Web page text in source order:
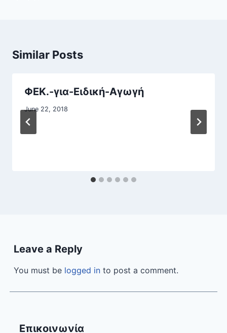
Similar Posts
ΦΕΚ.-για-Ειδική-Αγωγή
June 22, 2018
Leave a Reply
You must be logged in to post a comment.
Επικοινωνία